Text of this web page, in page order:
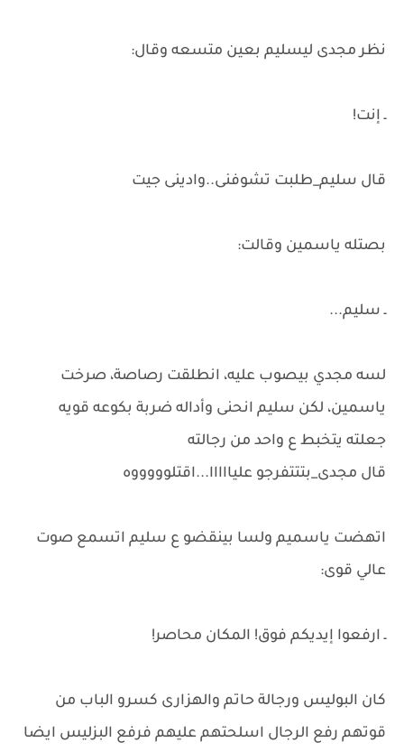
نظر مجدى ليسليم بعين متسعه وقال:
ـ إنت!
قال سليم_طلبت تشوفنى..وادينى جيت
بصتله ياسمين وقالت:
ـ سليم...
لسه مجدي بيصوب عليه، انطلقت رصاصة، صرخت
ياسمين، لكن سليم انحنى وأداله ضربة بكوعه قويه
جعلته يتخبط ع واحد من رجالته
قال مجدى_بتتتفرجو عليااااا...اقتلوووووه
اتهضت ياسميم ولسا بينقضو ع سليم اتسمع صوت
عالي قوى:
ـ ارفعوا إيديكم فوق! المكان محاصر!
كان البوليس ورجالة حاتم والهزارى كسرو الباب من
قوتهم رفع الرجال اسلحتهم عليهم فرفع البزليس ايضا